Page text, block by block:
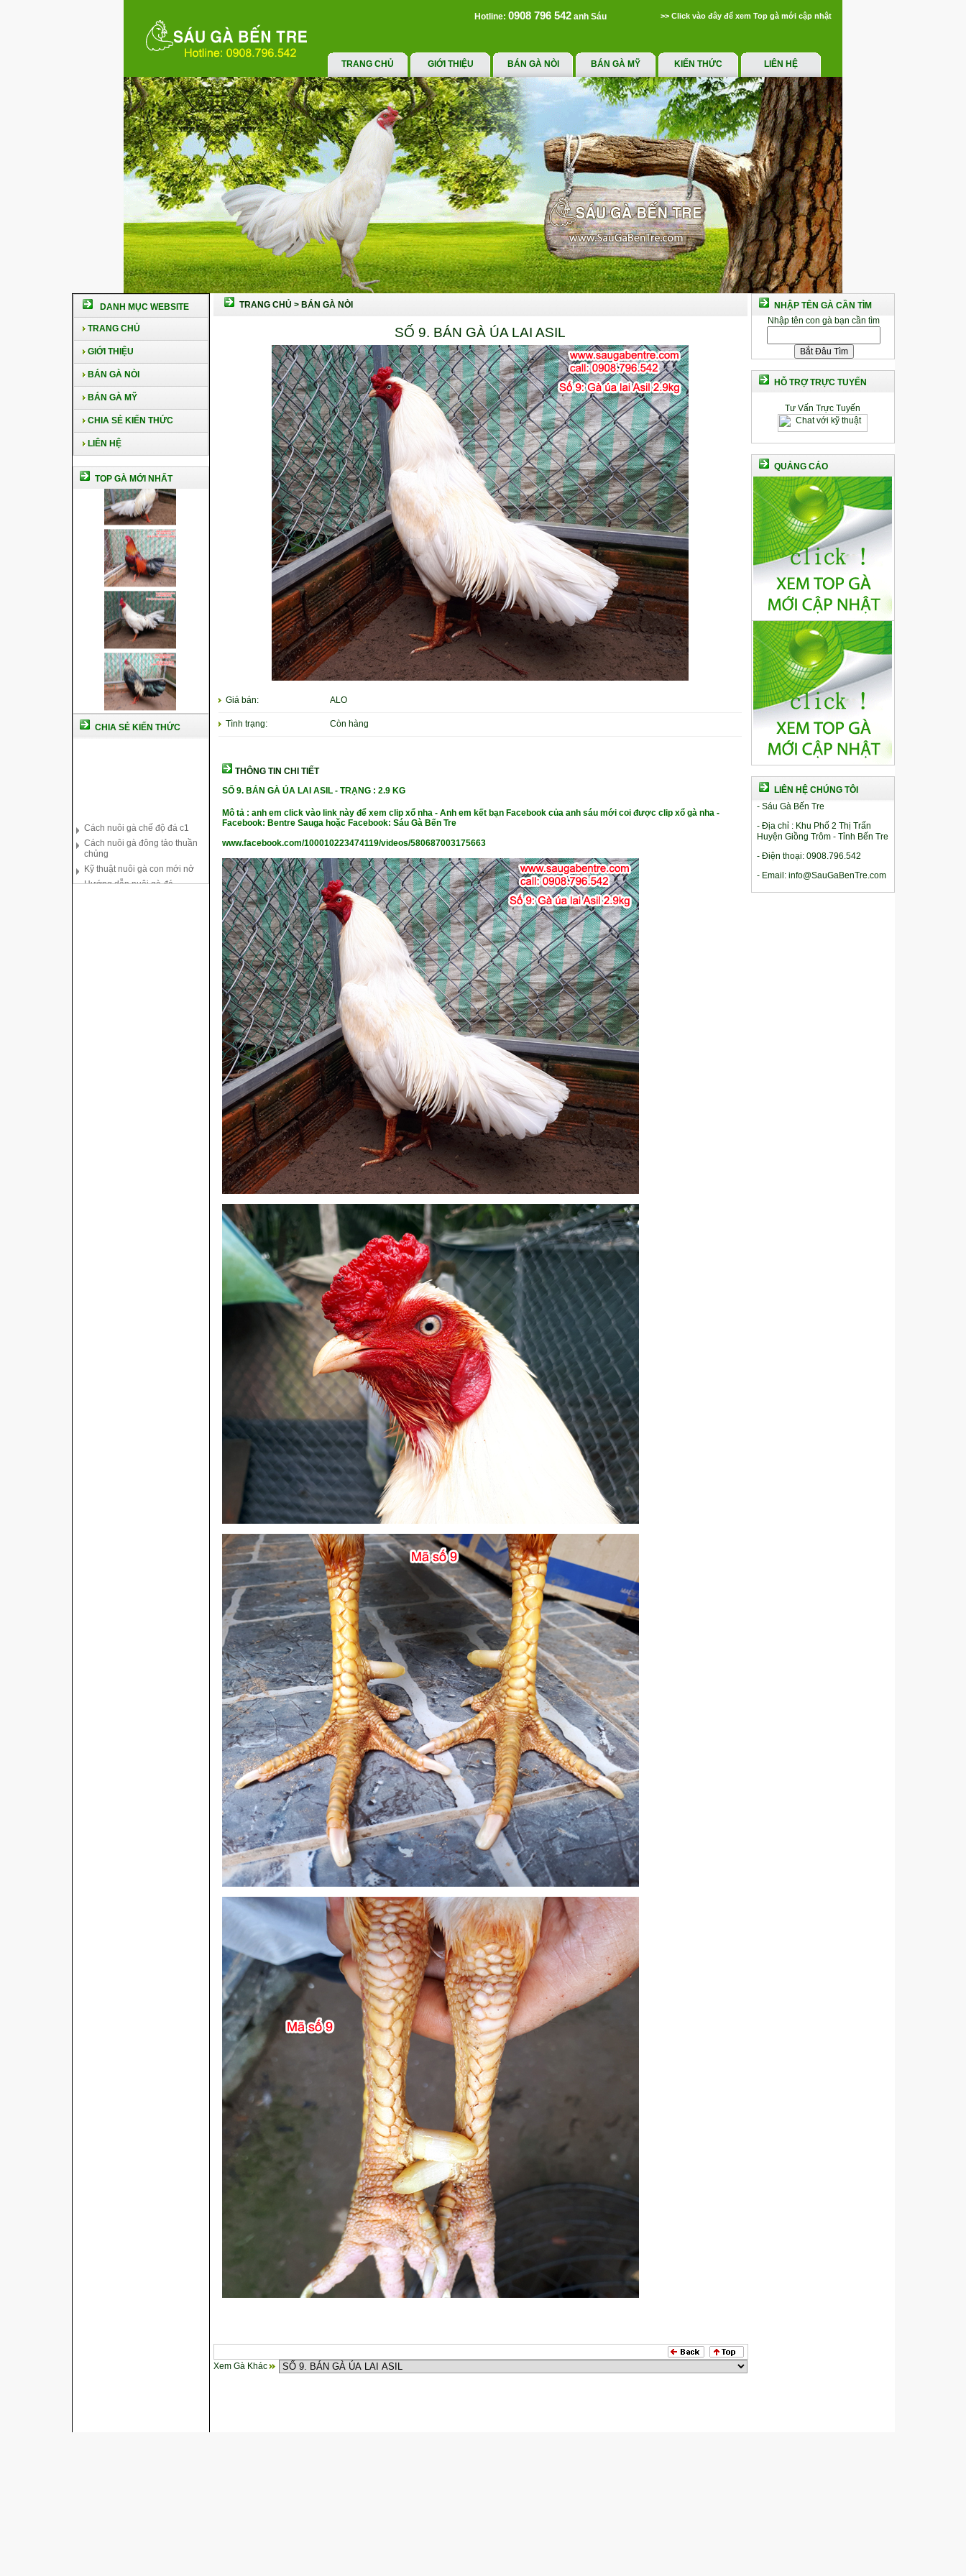
Hotline: 0908 796 542 anh Sáu >> Click vào đây để xem Top gà mới cập nhật
TRANG CHỦ GIỚI THIỆU BÁN GÀ NÒI BÁN GÀ MỸ KIẾN THỨC LIÊN HỆ
DANH MỤC WEBSITE
TRANG CHỦ
GIỚI THIỆU
BÁN GÀ NÒI
BÁN GÀ MỸ
CHIA SẺ KIẾN THỨC
LIÊN HỆ
TOP GÀ MỚI NHẤT
CHIA SẺ KIẾN THỨC
Kỹ thuật nuôi gà con mới nở
Hướng dẫn nuôi gà đá
gà chọi ?
TRANG CHỦ > BÁN GÀ NÒI
SỐ 9. BÁN GÀ ÚA LAI ASIL
Giá bán: ALO
Tình trạng: Còn hàng
THÔNG TIN CHI TIẾT
SỐ 9. BÁN GÀ ÚA LAI ASIL - TRẠNG : 2.9 KG
Mô tả : anh em click vào link này để xem clip xổ nha - Anh em kết bạn Facebook của anh sáu mới coi được clip xổ gà nha -
Facebook: Bentre Sauga hoặc Facebook: Sáu Gà Bến Tre
www.facebook.com/100010223474119/videos/580687003175663
Xem Gà Khác
NHẬP TÊN GÀ CẦN TÌM
Nhập tên con gà bạn cần tìm
HỖ TRỢ TRỰC TUYẾN
Tư Vấn Trực Tuyến
QUẢNG CÁO
LIÊN HỆ CHÚNG TÔI
- Sáu Gà Bến Tre
- Địa chỉ : Khu Phố 2 Thị Trấn
Huyện Giồng Trôm - Tỉnh Bến Tre
- Điện thoại: 0908.796.542
- Email: info@SauGaBenTre.com